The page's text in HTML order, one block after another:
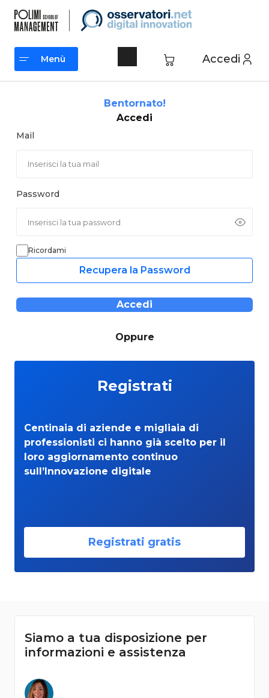
contenuto
Accedi
Menù
Bentornato!
Accedi
Mail
Password
Ricordami
Recupera la Password
Accedi
Oppure
Registrati
Centinaia di aziende e migliaia di
professionisti ci hanno già scelto per il
loro aggiornamento continuo
sull’Innovazione digitale
Registrati gratis
Siamo a tua disposizione per
informazioni e assistenza